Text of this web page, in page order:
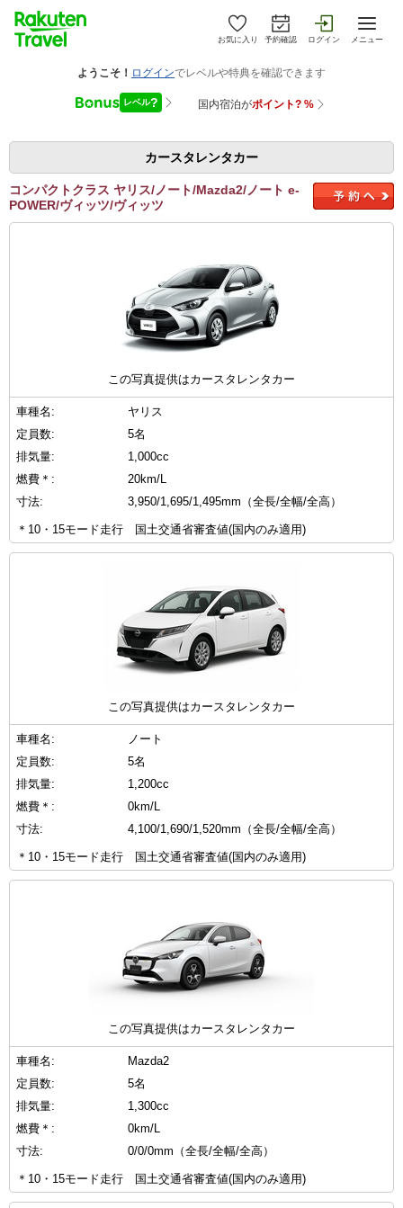
お気に入り 予約確認 ログイン メニュー
カースタレンタカー
コンパクトクラス ヤリス/ノート/Mazda2/ノート e-
POWER/ヴィッツ/ヴィッツ
この写真提供はカースタレンタカー
車種名:
ヤリス
定員数:
5名
排気量:
1,000cc
燃費＊:
20km/L
寸法:
3,950/1,695/1,495mm（全長/全幅/全高）
＊10・15モード走行 国土交通省審査値(国内のみ適用)
この写真提供はカースタレンタカー
車種名:
ノート
定員数:
5名
排気量:
1,200cc
燃費＊:
0km/L
寸法:
4,100/1,690/1,520mm（全長/全幅/全高）
＊10・15モード走行 国土交通省審査値(国内のみ適用)
この写真提供はカースタレンタカー
車種名:
Mazda2
定員数:
5名
排気量:
1,300cc
燃費＊:
0km/L
寸法:
0/0/0mm（全長/全幅/全高）
＊10・15モード走行 国土交通省審査値(国内のみ適用)